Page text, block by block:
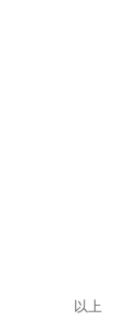
以上